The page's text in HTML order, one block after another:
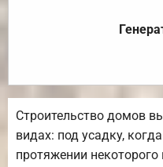
Строительство домов
видах: под усадку,
протяжении